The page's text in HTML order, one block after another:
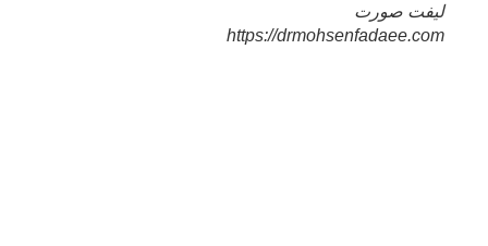
لیفت صورت
https://drmohsenfadaee.com